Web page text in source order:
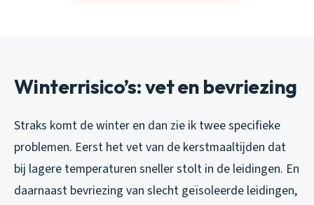
Winterrisico’s: vet en bevriezing
Straks komt de winter en dan zie ik twee specifieke
problemen. Eerst het vet van de kerstmaaltijden dat
bij lagere temperaturen sneller stolt in de leidingen. En
daarnaast bevriezing van slecht geïsoleerde leidingen,